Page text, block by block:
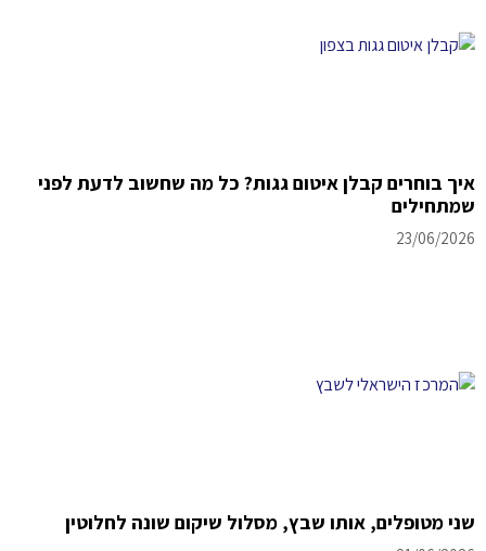
איך בוחרים קבלן איטום גגות? כל מה שחשוב לדעת לפני
שמתחילים
23/06/2026
שני מטופלים, אותו שבץ, מסלול שיקום שונה לחלוטין